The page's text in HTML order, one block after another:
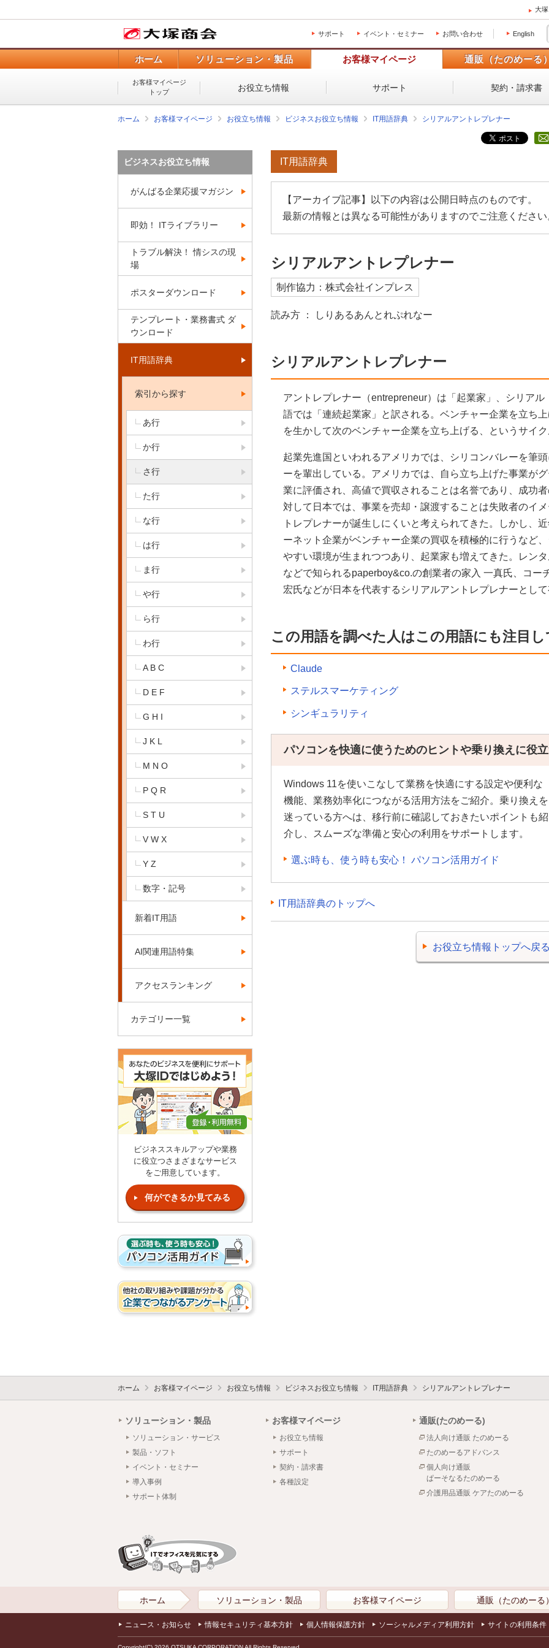
大
サポート イベント・セミナー お問い合わせ English
ホーム ソリューション・製品 お客様マイページ 通販（たのめーる
お客様マイページ
トップ
お役立ち情報 サポート 契約・請求書
ホーム お客様マイページ お役立ち情報 ビジネスお役立ち情報 IT用語辞典 シリアルアントレプレナー
IT用語辞典
【アーカイブ記事】以下の内容は公開日時点のものです。
最新の情報とは異なる可能性がありますのでご注意ください
シリアルアントレプレナー
制作協力：株式会社インプレス
読み方 ： しりあるあんとれぷれなー
シリアルアントレプレナー
アントレプレナー（entrepreneur）は「起業家」、シリア
語では「連続起業家」と訳される。ベンチャー企業を立ち
を生かして次のベンチャー企業を立ち上げる、というサイ
起業先進国といわれるアメリカでは、シリコンバレーを筆
ーを輩出している。アメリカでは、自ら立ち上げた事業が
業に評価され、高値で買収されることは名誉であり、成功
対して日本では、事業を売却・譲渡することは失敗者のイ
トレプレナーが誕生しにくいと考えられてきた。しかし、
ーネット企業がベンチャー企業の買収を積極的に行うなど
やすい環境が生まれつつあり、起業家も増えてきた。レン
などで知られるpaperboy&co.の創業者の家入 一真氏、コー
宏氏などが日本を代表するシリアルアントレプレナーとし
この用語を調べた人はこの用語にも注目
Claude
ステルスマーケティング
シンギュラリティ
パソコンを快適に使うためのヒントや乗り換えに役
Windows 11を使いこなして業務を快適にする設定や便利な
機能、業務効率化につながる活用方法をご紹介。乗り換えを
迷っている方へは、移行前に確認しておきたいポイントも紹
介し、スムーズな準備と安心の利用をサポートします。
選ぶ時も、使う時も安心！ パソコン活用ガイド
IT用語辞典のトップへ
お役立ち情報トップへ戻
ビジネスお役立ち情報
がんばる企業応援マガジン
即効！ ITライブラリー
トラブル解決！ 情シスの現
場
ポスターダウンロード
テンプレート・業務書式 ダ
ウンロード
IT用語辞典
索引から探す
あ行
か行
さ行
た行
な行
は行
ま行
や行
ら行
わ行
A B C
D E F
G H I
J K L
M N O
P Q R
S T U
V W X
Y Z
数字・記号
新着IT用語
AI関連用語特集
アクセスランキング
カテゴリー一覧
ビジネススキルアップや業務
に役立つさまざまなサービス
をご用意しています。
何ができるか見てみる
ホーム お客様マイページ お役立ち情報 ビジネスお役立ち情報 IT用語辞典 シリアルアントレプレナー
ソリューション・製品
ソリューション・サービス
製品・ソフト
イベント・セミナー
導入事例
サポート体制
お客様マイページ
お役立ち情報
サポート
契約・請求書
各種設定
通販(たのめーる)
法人向け通販 たのめーる
たのめーるアドバンス
個人向け通販
ぱーそなるたのめーる
介護用品通販 ケアたのめーる
ホーム ソリューション・製品 お客様マイページ 通販（たのめーる
ニュース・お知らせ 情報セキュリティ基本方針 個人情報保護方針 ソーシャルメディア利用方針 サイトの利用条件